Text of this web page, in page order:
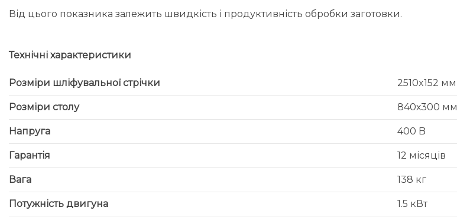
Від цього показника залежить швидкість і продуктивність обробки заготовки.
Технічні характеристики
Розміри шліфувальної стрічки 2510x152 мм
Розміри столу 840х300 мм
Напруга 400 B
Гарантія 12 місяців
Вага 138 кг
Потужність двигуна 1.5 кВт